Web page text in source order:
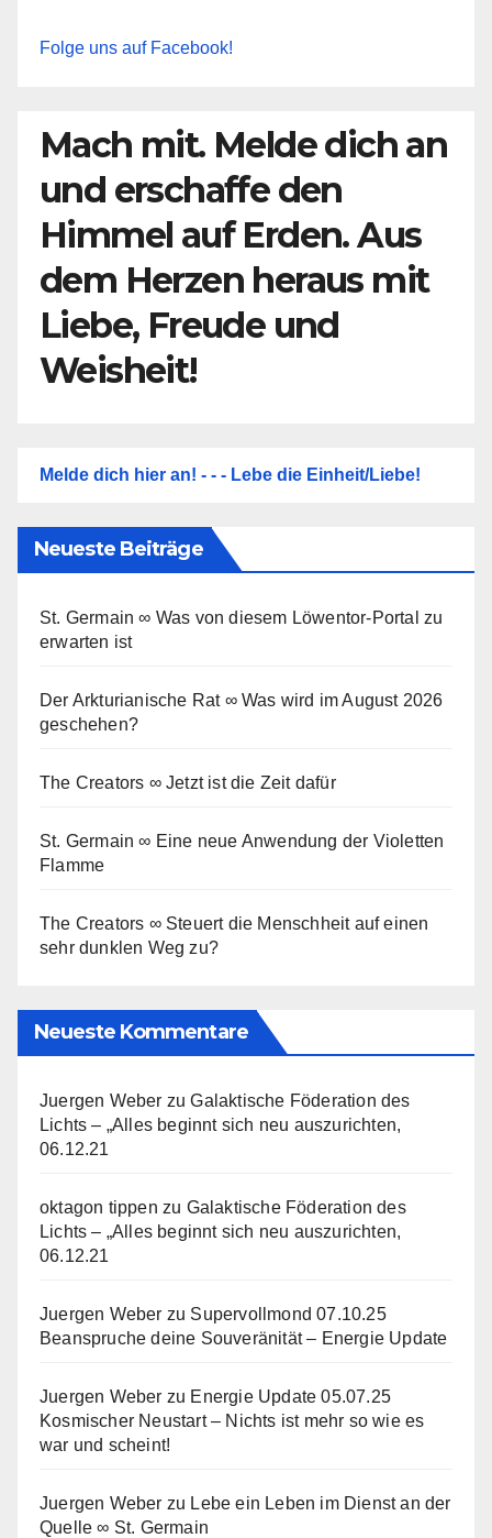
Folge uns auf Facebook!
Mach mit. Melde dich an
und erschaffe den
Himmel auf Erden. Aus
dem Herzen heraus mit
Liebe, Freude und
Weisheit!
Melde dich hier an! - - - Lebe die Einheit/Liebe!
Neueste Beiträge
St. Germain ∞ Was von diesem Löwentor-Portal zu
erwarten ist
Der Arkturianische Rat ∞ Was wird im August 2026
geschehen?
The Creators ∞ Jetzt ist die Zeit dafür
St. Germain ∞ Eine neue Anwendung der Violetten
Flamme
The Creators ∞ Steuert die Menschheit auf einen
sehr dunklen Weg zu?
Neueste Kommentare
Juergen Weber zuGalaktische Föderation des
Lichts – „Alles beginnt sich neu auszurichten,
06.12.21
oktagon tippen zu Galaktische Föderation des
Lichts – „Alles beginnt sich neu auszurichten,
06.12.21
Juergen Weber zu Supervollmond 07.10.25
Beanspruche deine Souveränität – Energie Update
Juergen Weber zu Energie Update 05.07.25
Kosmischer Neustart – Nichts ist mehr so wie es
war und scheint!
Juergen Weber zu Lebe ein Leben im Dienst an der
Quelle ∞ St. Germain